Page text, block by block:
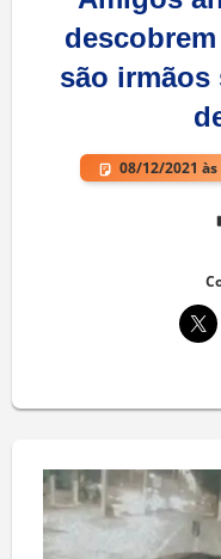
são irmãos
08/12/2021 às